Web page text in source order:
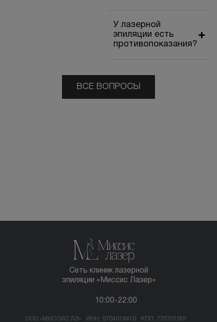
У лазерной
эпиляции есть
противопоказания?
ВСЕ ВОПРОСЫ
Сеть клиник лазерной
эпиляции «Миссис Лазер»
10:00-22:00
ООО «МИССИС ЛЭ» ИНН: 9704018410 КПП: 770701001